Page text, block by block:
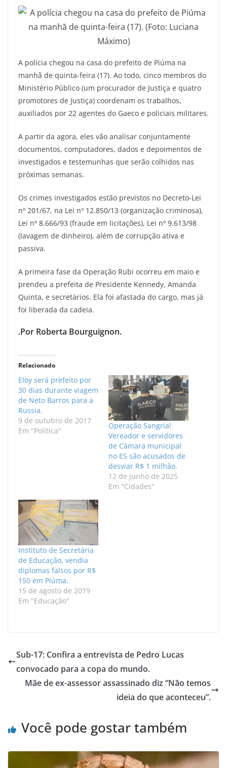
A polícia chegou na casa do prefeito de Piúma na
manhã de quinta-feira (17). Ao todo, cinco membros do
Ministério Público (um procurador de Justiça e quatro
promotores de Justiça) coordenam os trabalhos,
auxiliados por 22 agentes do Gaeco e policiais militares.
A partir da agora, eles vão analisar conjuntamente
documentos, computadores, dados e depoimentos de
investigados e testemunhas que serão colhidos nas
próximas semanas.
Os crimes investigados estão previstos no Decreto-Lei
nº 201/67, na Lei nº 12.850/13 (organização criminosa),
Lei nº 8.666/93 (fraude em licitações), Lei nº 9.613/98
(lavagem de dinheiro), além de corrupção ativa e
passiva.
A primeira fase da Operação Rubi ocorreu em maio e
prendeu a prefeita de Presidente Kennedy, Amanda
Quinta, e secretários. Ela foi afastada do cargo, mas já
foi liberada da cadeia.
.Por Roberta Bourguignon.
Relacionado
Eloy será prefeito por
30 dias durante viagem
de Neto Barros para a
Russia.
9 de outubro de 2017
Em "Política"
Operação Sangria!
Vereador e servidores
de Câmara municipal
no ES são acusados de
desviar R$ 1 milhão.
12 de junho de 2025
Em "Cidades"
Instituto de Secretária
de Educação, vendia
diplomas falsos por R$
150 em Piúma.
15 de agosto de 2019
Em "Educação"
Sub-17: Confira a entrevista de Pedro Lucas
convocado para a copa do mundo.
Mãe de ex-assessor assassinado diz “Não temos
ideia do que aconteceu”.
Você pode gostar também